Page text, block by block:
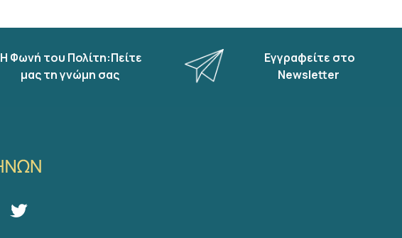
Η Φωνή του Πολίτη:Πείτε
μας τη γνώμη σας
Εγγραφείτε στο
Newsletter